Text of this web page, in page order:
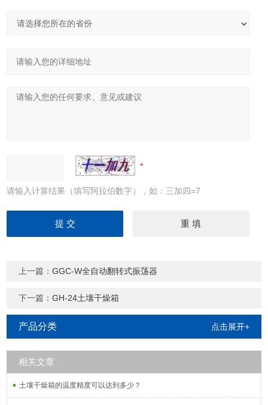
请输入计算结果（填写阿拉伯数字），如：三加四=7
上一篇：GGC-W全自动翻转式振荡器
下一篇：GH-24土壤干燥箱
产品分类 点击展开+
相关文章
土壤干燥箱的温度精度可以达到多少？